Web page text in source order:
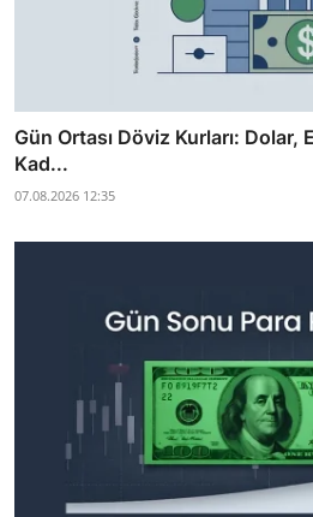
Gün Ortası Döviz Kurları: Dolar,
Kad...
07.08.2026 12:35